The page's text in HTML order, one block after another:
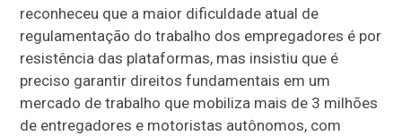
reconheceu que a maior dificuldade atual de
regulamentação do trabalho dos empregadores é por
resistência das plataformas, mas insistiu que é
preciso garantir direitos fundamentais em um
mercado de trabalho que mobiliza mais de 3 milhões
de entregadores e motoristas autônomos, com